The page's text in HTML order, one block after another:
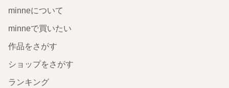
minneについて
minneで買いたい
作品をさがす
ショップをさがす
ランキング